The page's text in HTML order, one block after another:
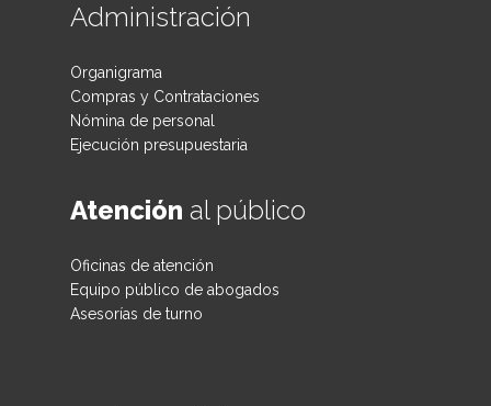
Administración
Organigrama
Compras y Contrataciones
Nómina de personal
Ejecución presupuestaria
Atención al público
Oficinas de atención
Equipo público de abogados
Asesorías de turno